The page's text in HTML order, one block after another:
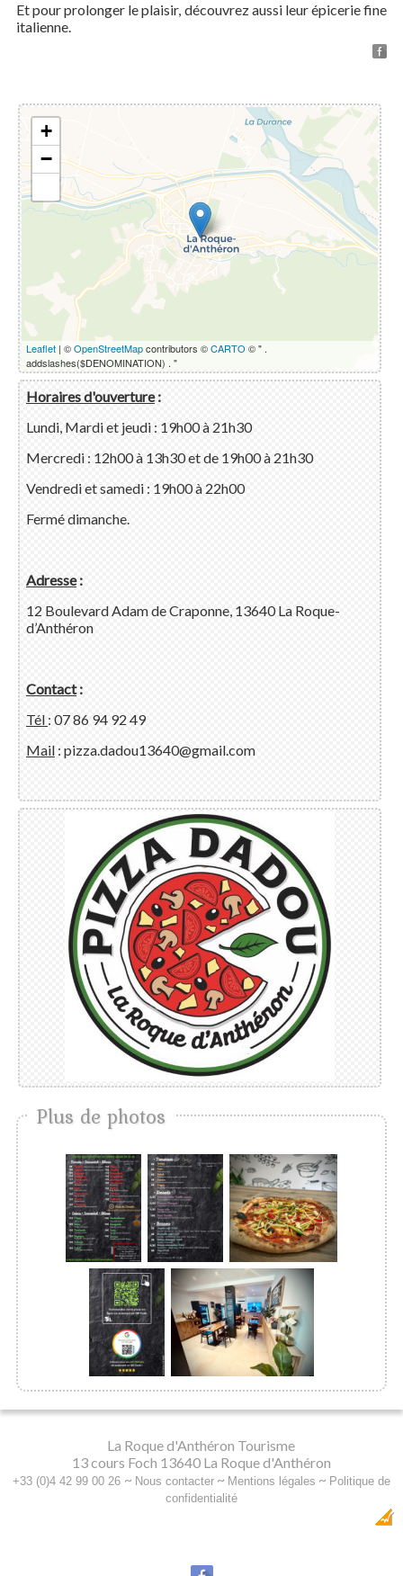
Et pour prolonger le plaisir, découvrez aussi leur épicerie fine
italienne.
+
−
Leaflet | ©OpenStreetMapcontributors ©CARTO © " .
addslashes($DENOMINATION) . "
Horaires d'ouverture:
Lundi, Mardi et jeudi : 19h00 à 21h30
Mercredi : 12h00 à 13h30 et de 19h00 à 21h30
Vendredi et samedi : 19h00 à 22h00
Fermé dimanche.
Adresse:
12 Boulevard Adam de Craponne, 13640 La Roque-
d’Anthéron
Contact:
Tél : 07 86 94 92 49
Mail : pizza.dadou13640@gmail.com
Plus de photos
La Roque d'Anthéron Tourisme
13 cours Foch 13640 La Roque d'Anthéron
+33 (0)4 42 99 00 26 ~ Nous contacter~ Mentions légales ~ Politique de
confidentialité